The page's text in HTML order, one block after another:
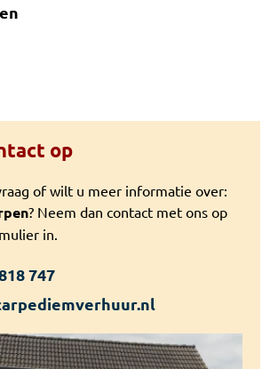
op
of wilt u meer informatie over:
? Neem dan contact met ons op
in.
747